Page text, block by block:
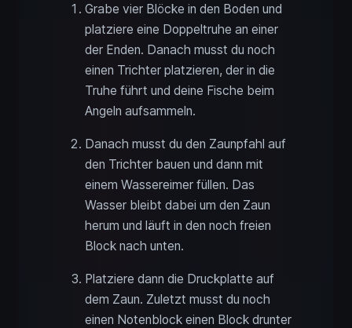
Grabe vier Blöcke in den Boden und
platziere eine Doppeltruhe an einer
der Enden. Danach musst du noch
einen Trichter platzieren, der in die
Truhe führt und deine Fische beim
Angeln aufsammeln.
Danach musst du den Zaunpfahl auf
den Trichter bauen und dann mit
einem Wassereimer füllen. Das
Wasser bleibt dabei um den Zaun
herum und läuft in den noch freien
Block nach unten.
Platziere dann die Druckplatte auf
dem Zaun. Zuletzt musst du noch
einen Notenblock einen Block drunter